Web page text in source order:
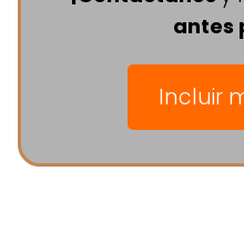
antes
Incluir